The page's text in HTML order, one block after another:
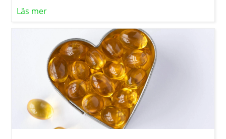
der kan give dem en ekstra fordel. Med et stort
proteinpulver og aminosyrer til vitaminer og
mineraler, er det vigtigt at forstå, hvilke tilskud der
virkelig kan gøre en forskel, og hvordan de bedst
bruges til at understøtte en aktiv livsstil og
maksimere træningsresultaterne.
Läs mer